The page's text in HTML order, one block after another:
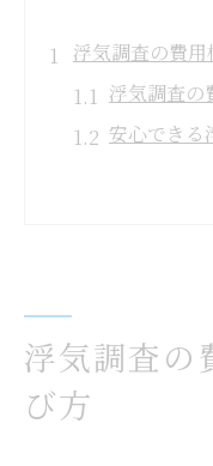
浮気調査の費
浮気調査の
安心できる
浮気調査
信頼できる浮
信頼できる
浮気調査の
び方